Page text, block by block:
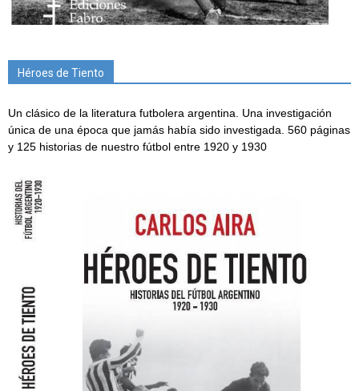
Héroes de Tiento
Un clásico de la literatura futbolera argentina. Una investigación
única de una época que jamás había sido investigada. 560 páginas
y 125 historias de nuestro fútbol entre 1920 y 1930